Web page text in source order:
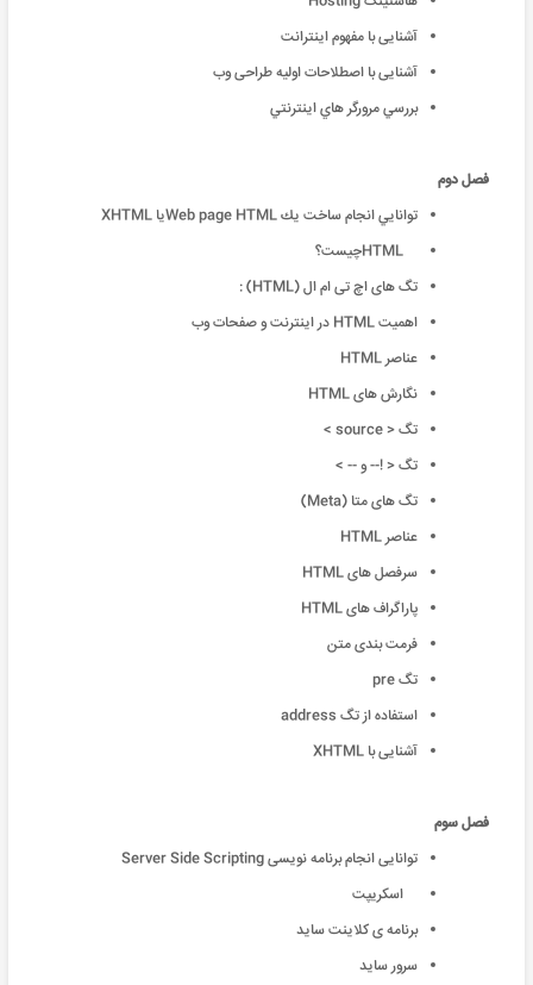
آشنایی با مفهوم اینترانت
آشنایی با اصطلاحات اولیه طراحی وب
بررسي مرورگر هاي اينترنتي
فصل دوم
توانايي انجام ساخت يك Web page HTMLیا XHTML
تگ های اچ تی ام ال (HTML) :
اهمیت HTML در اینترنت و صفحات وب
عناصر HTML
نگارش های HTML
تگ < source >
تگ < !-- و -- >
تگ های متا (Meta)
عناصر HTML
سرفصل های HTML
پاراگراف های HTML
فرمت بندی متن
تگ pre
استفاده از تگ address
آشنایی با XHTML
فصل سوم
توانایی انجام برنامه نویسی Server Side Scripting
اسکریپت
برنامه ی کلاینت ساید
سرور ساید